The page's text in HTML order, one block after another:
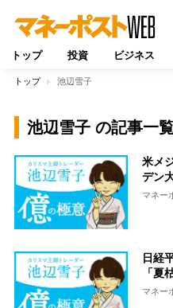
トップ 投資 ビジネス
トップ 池辺雪子
池辺雪子 の記事一
米メ
デン
マネー
日経
「夏
マネー